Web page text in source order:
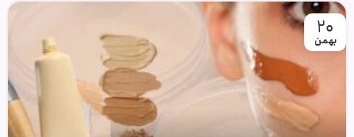
20
بهمن